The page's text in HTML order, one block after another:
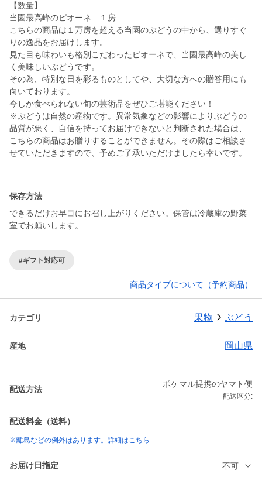
【数量】
当園最高峰のピオーネ １房
こちらの商品は１万房を超える当園のぶどうの中から、選りすぐ
りの逸品をお届けします。
見た目も味わいも格別こだわったピオーネで、当園最高峰の美し
く美味しいぶどうです。
その為、特別な日を彩るものとしてや、大切な方への贈答用にも
向いております。
今しか食べられない旬の芸術品をぜひご堪能ください！
※ぶどうは自然の産物です。異常気象などの影響によりぶどうの
品質が悪く、自信を持ってお届けできないと判断された場合は、
こちらの商品はお贈りすることができません。その際はご相談さ
せていただきますので、予めご了承いただけましたら幸いです。
保存方法
できるだけお早目にお召し上がりください。保管は冷蔵庫の野菜
室でお願いします。
#ギフト対応可
商品タイプについて（予約商品）
カテゴリ 果物 ぶどう
産地 岡山県
配送方法
ポケマル提携のヤマト便
配送区分:
配送料金（送料）
※離島などの例外はあります。詳細はこちら
お届け日指定 不可